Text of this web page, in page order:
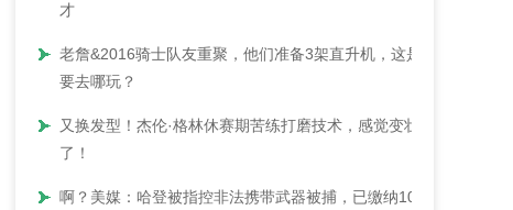
才
老詹&2016骑士队友重聚，他们准备3架直升机，这是
要去哪玩？
又换发型！杰伦·格林休赛期苦练打磨技术，感觉变壮
了！
啊？美媒：哈登被指控非法携带武器被捕，已缴纳100